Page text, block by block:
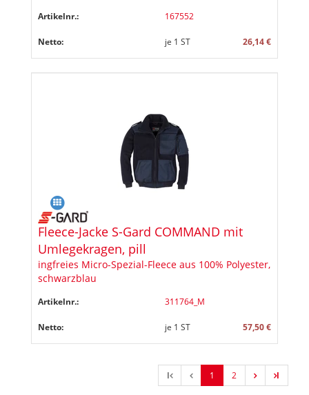
Artikelnr.: 167552
Netto: je 1 ST 26,14 €
Fleece-Jacke S-Gard COMMAND mit
Umlegekragen, pill
ingfreies Micro-Spezial-Fleece aus 100% Polyester,
schwarzblau
Artikelnr.: 311764_M
Netto: je 1 ST 57,50 €
l 1 2 l